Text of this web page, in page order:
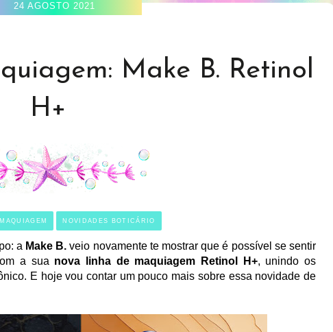
24 AGOSTO 2021
Make B. Retinol
H+
MAQUIAGEM NOVIDADES BOTICÁRIO
a Make B. veio novamente te mostrar que é possível se sentir
a sua nova linha de maquiagem Retinol H+, unindo os
E hoje vou contar um pouco mais sobre essa novidade de